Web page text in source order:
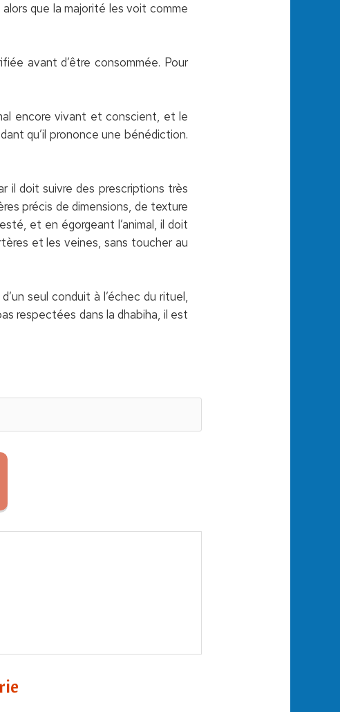
que la majorité les voit comme
avant d’être consommée. Pour
encore vivant et conscient, et le
qu’il prononce une bénédiction.
il doit suivre des prescriptions très
précis de dimensions, de texture
et en égorgeant l’animal, il doit
et les veines, sans toucher au
seul conduit à l’échec du rituel,
respectées dans la dhabiha, il est